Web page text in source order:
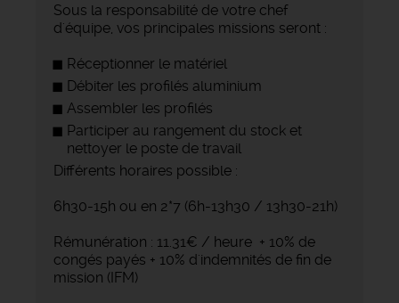
Sous la responsabilité de votre chef
d'équipe, vos principales missions seront :
Réceptionner le matériel
Débiter les profilés aluminium
Assembler les profilés
Participer au rangement du stock et
nettoyer le poste de travail
Différents horaires possible :
6h30-15h ou en 2*7 (6h-13h30 / 13h30-21h)
Rémunération : 11.31€ / heure + 10% de
congés payés + 10% d'indemnités de fin de
mission (IFM)